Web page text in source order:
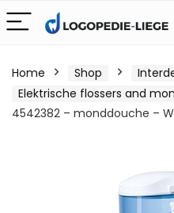
Home Shop
Elektrische flossers and
4542382 – monddouche –